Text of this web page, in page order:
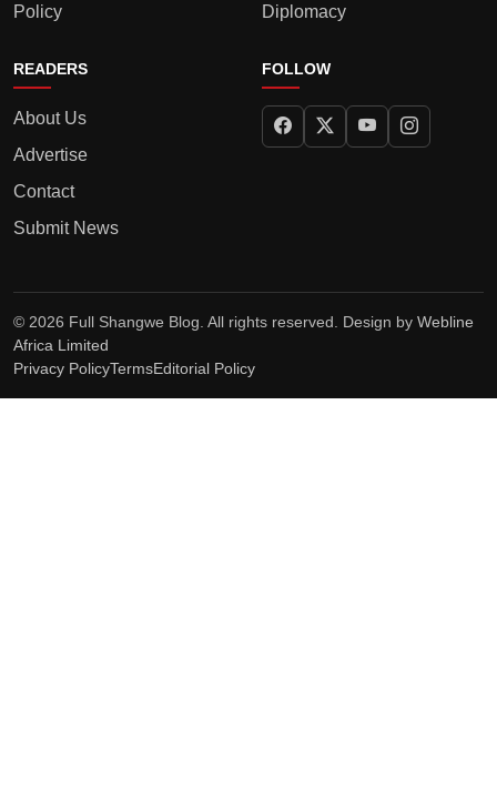
Policy
Diplomacy
READERS
About Us
Advertise
Contact
Submit News
FOLLOW
© 2026 Full Shangwe Blog. All rights reserved. Design by Webline
Africa Limited
Privacy PolicyTermsEditorial Policy